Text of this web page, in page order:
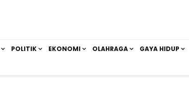
POLITIK EKONOMI OLAHRAGA GAYA HIDUP